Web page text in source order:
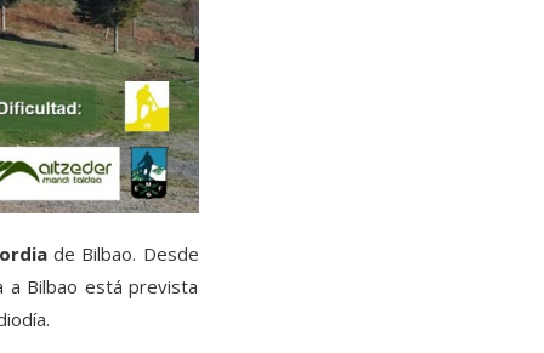
de Bilbao. Desde
a Bilbao está prevista